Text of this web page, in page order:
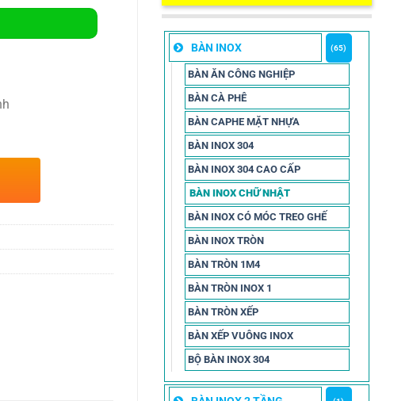
BÀN INOX (65)
BÀN ĂN CÔNG NGHIỆP
BÀN CÀ PHÊ
BÀN CAPHE MẶT NHỰA
BÀN INOX 304
BÀN INOX 304 CAO CẤP
BÀN INOX CHỮ NHẬT
BÀN INOX CÓ MÓC TREO GHẾ
BÀN INOX TRÒN
BÀN TRÒN 1M4
BÀN TRÒN INOX 1
BÀN TRÒN XẾP
BÀN XẾP VUÔNG INOX
BỘ BÀN INOX 304